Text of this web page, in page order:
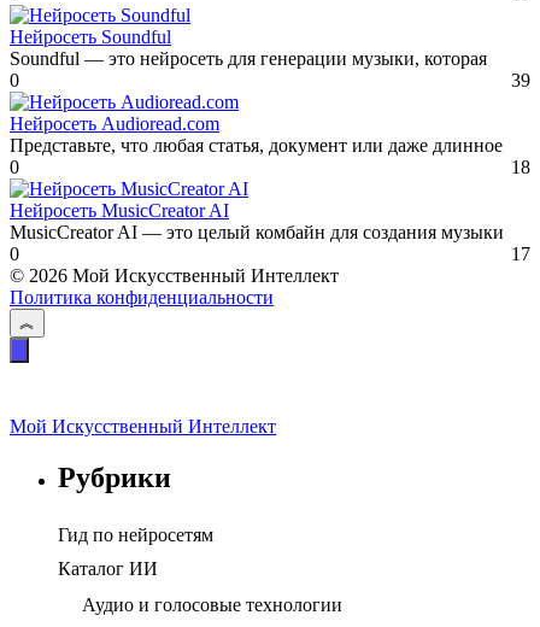
Нейросеть Soundful
Soundful — это нейросеть для генерации музыки, которая
0
39
Нейросеть Audioread.com
Представьте, что любая статья, документ или даже длинное
0
18
Нейросеть MusicCreator AI
MusicCreator AI — это целый комбайн для создания музыки
0
17
© 2026 Мой Искусственный Интеллект
Политика конфиденциальности
Мой Искусственный Интеллект
Рубрики
Гид по нейросетям
Каталог ИИ
Аудио и голосовые технологии